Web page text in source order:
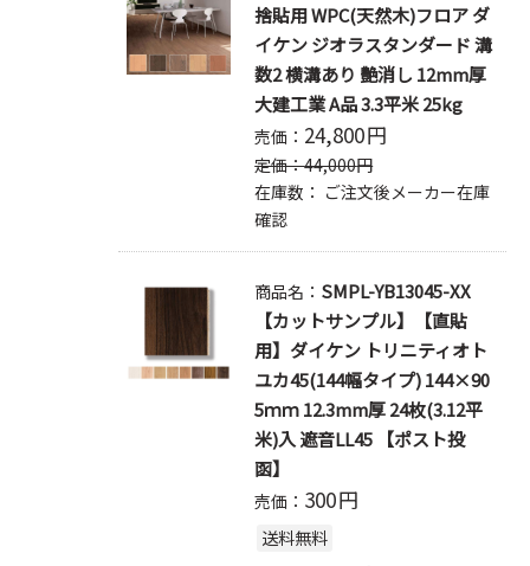
捨貼用 WPC(天然木)フロア ダ
イケン ジオラスタンダード 溝
数2 横溝あり 艶消し 12mm厚
大建工業 A品 3.3平米 25kg
売価： 24,800円
定価：44,000円
在庫数： ご注文後メーカー在庫
確認
商品名： SMPL-YB13045-XX
【カットサンプル】【直貼
用】ダイケン トリニティオト
ユカ45(144幅タイプ) 144×90
5ｍｍ 12.3mm厚 24枚(3.12平
米)入 遮音LL45 【ポスト投
函】
売価： 300円
送料無料